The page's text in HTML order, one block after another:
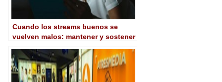
Cuando los streams buenos se
vuelven malos: mantener y sostener